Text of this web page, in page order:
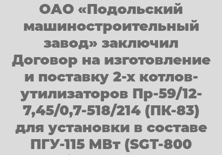
ОАО «Подольский
машиностроительный
завод» заключил
Договор на изготовление
и поставку 2-х котлов-
утилизаторов Пр-59/12-
7,45/0,7-518/214 (ПК-83)
для установки в составе
ПГУ-115 МВт (SGT-800